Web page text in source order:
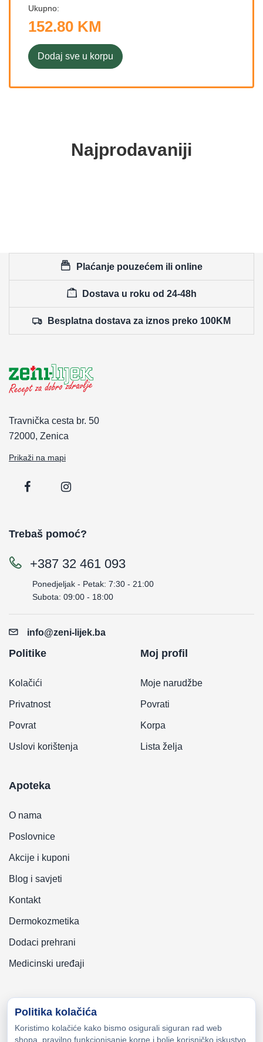
Ukupno:
152.80 KM
Dodaj sve u korpu
Najprodavaniji
Plaćanje pouzećem ili online
Dostava u roku od 24-48h
Besplatna dostava za iznos preko 100KM
Travnička cesta br. 50
72000, Zenica
Prikaži na mapi
Trebaš pomoć?
+387 32 461 093
Ponedjeljak - Petak: 7:30 - 21:00
Subota: 09:00 - 18:00
info@zeni-lijek.ba
Politike
Kolačići
Privatnost
Povrat
Uslovi korištenja
Moj profil
Moje narudžbe
Povrati
Korpa
Lista želja
Apoteka
O nama
Poslovnice
Akcije i kuponi
Blog i savjeti
Kontakt
Dermokozmetika
Dodaci prehrani
Medicinski uređaji
Copyright © 2026 Zeni-Lijek Apoteka. Sva prava zadržana
Politika kolačića
Koristimo kolačiće kako bismo osigurali siguran rad web
shopa, pravilno funkcionisanje korpe i bolje korisničko iskustvo.